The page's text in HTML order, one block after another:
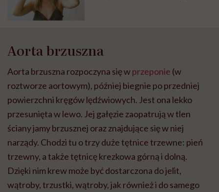
Aorta brzuszna
Aorta brzuszna rozpoczyna się wprzeponie (w
roztworze aortowym), później biegnie po przedniej
powierzchni kręgów lędźwiowych. Jest ona lekko
przesunięta w lewo. Jej gałęzie zaopatrują w tlen
ściany jamy brzusznej oraz znajdujące się w niej
narządy. Chodzi tu o trzy duże tętnice trzewne: pień
trzewny, a także tętnicę krezkowa górną i dolną.
Dzięki nim krew może być dostarczona do jelit,
wątroby, trzustki, wątroby, jak również i do samego